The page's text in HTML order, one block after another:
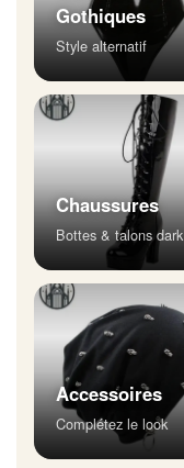
Gothiques
Style alternatif
Chaussures
Bottes & talons dark
Accessoires
Complétez le look